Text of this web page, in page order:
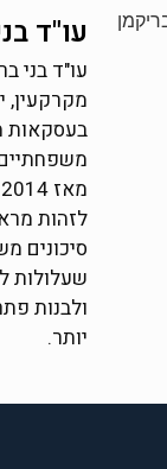
עו"ד
עו"ד בני
מקרקעין,
בעסקאות
לזהות
סיכונים
שעלולות
ולבנות
יותר.